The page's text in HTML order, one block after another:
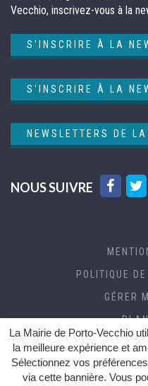
La Mairie de Porto-Vecchio
la meilleure expérience et
Sélectionnez vos
via cette bannière. Vous
Vecchio, inscrivez-vous à la
S'INSCRIRE À LA
S'INSCRIRE À LA
NEWSLETTERS DE
NOUS SUIVRE
Lien
POLITIQUE
GÉRER